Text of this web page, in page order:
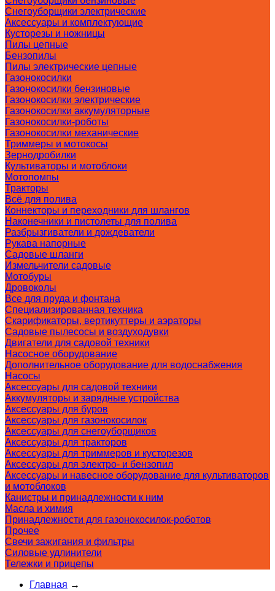
Снегоуборщики электрические
Аксессуары и комплектующие
Кусторезы и ножницы
Пилы цепные
Бензопилы
Пилы электрические цепные
Газонокосилки
Газонокосилки бензиновые
Газонокосилки электрические
Газонокосилки аккумуляторные
Газонокосилки-роботы
Газонокосилки механические
Триммеры и мотокосы
Зернодробилки
Культиваторы и мотоблоки
Мотопомпы
Тракторы
Всё для полива
Коннекторы и переходники для шлангов
Наконечники и пистолеты для полива
Разбрызгиватели и дождеватели
Рукава напорные
Садовые шланги
Измельчители садовые
Мотобуры
Дровоколы
Все для пруда и фонтана
Специализированная техника
Скарификаторы, вертикуттеры и аэраторы
Садовые пылесосы и воздуходувки
Двигатели для садовой техники
Насосное оборудование
Дополнительное оборудование для водоснабжения
Насосы
Аксессуары для садовой техники
Аккумуляторы и зарядные устройства
Аксессуары для буров
Аксессуары для газонокосилок
Аксессуары для снегоуборщиков
Аксессуары для тракторов
Аксессуары для триммеров и кусторезов
Аксессуары для электро- и бензопил
Аксессуары и навесное оборудование для культиваторов
и мотоблоков
Канистры и принадлежности к ним
Масла и химия
Принадлежности для газонокосилок-роботов
Прочее
Свечи зажигания и фильтры
Силовые удлинители
Тележки и прицепы
Главная →